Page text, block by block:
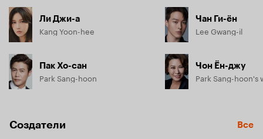
Ли Джи-а
Kang Yoon-hee
Пак Хо-сан
Park Sang-hoon
Чан Ги-ён
Lee Gwang-il
Чон Ён-джу
Park Sang-hoon's
Создатели Все